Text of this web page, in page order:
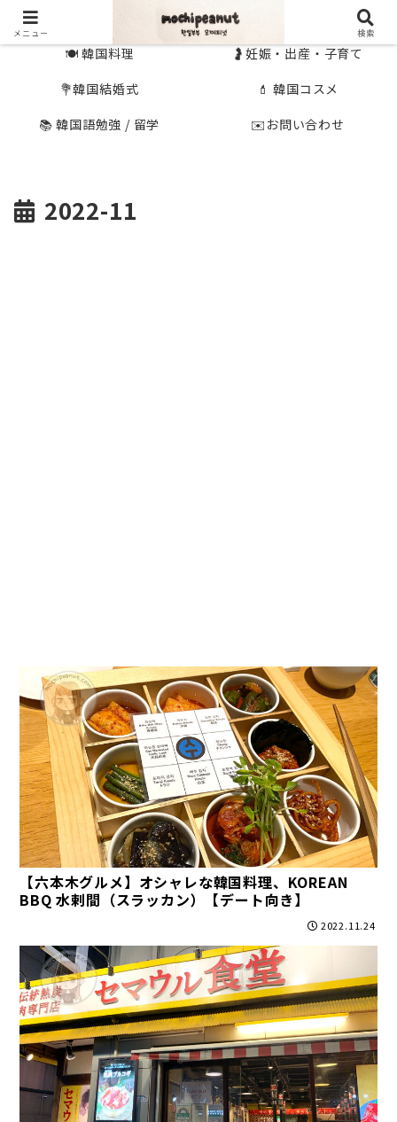
🍽 韓国料理
🤰妊娠・出産・子育て
💐韓国結婚式
💄 韓国コスメ
📚 韓国語勉強 / 留学
✉️お問い合わせ
2022-11
【六本木グルメ】オシャレな韓国料理、KOREAN
BBQ 水剌間（スラッカン）【デート向き】
2022.11.24
メニュー 検索